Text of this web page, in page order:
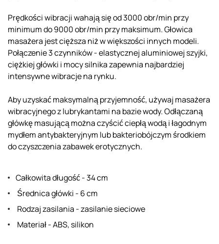
Prędkości wibracji wahają się od 3000 obr/min przy
minimum do 9000 obr/min przy maksimum. Głowica
masażera jest cięższa niż w większości innych modeli.
Połączenie 3 czynników - elastycznej aluminiowej szyjki,
ciężkiej główki i mocy silnika zapewnia najbardziej
intensywne wibracje na rynku.
Aby uzyskać maksymalną przyjemność, używaj masażera
wibracyjnego z lubrykantami na bazie wody. Odłączaną
główkę masującą można czyścić ciepłą wodą i łagodnym
mydłem antybakteryjnym lub bakteriobójczym środkiem
do czyszczenia zabawek erotycznych.
Całkowita długość - 34 cm
Średnica główki - 6 cm
Rodzaj zasilania - zasilanie sieciowe
Materiał - ABS, silikon